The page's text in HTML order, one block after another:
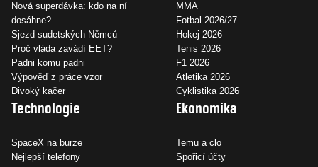
Nová superdávka: kdo na ní
dosáhne?
Sjezd sudetských Němců
Proč vláda zavádí EET?
Padni komu padni
Výpověď z práce vzor
Divoký kačer
MMA
Fotbal 2026/27
Hokej 2026
Tenis 2026
F1 2026
Atletika 2026
Cyklistika 2026
Technologie
SpaceX na burze
Nejlepší telefony
Ekonomika
Temu a clo
Spořicí účty